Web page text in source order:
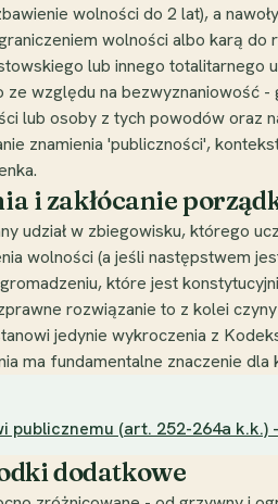
wolności do 2 lat), a
wolności albo karą do
lub innego totalitarnego
względu na bezwyznaniowość
lub osoby z tych powodów oraz
znamienia 'publiczności',
i zakłócanie
udział w zbiegowisku, którego
wolności (a jeśli następstwem
które jest
rozwiązanie to z kolei
jedynie wykroczenia z
ma fundamentalne znaczenie
publicznemu (art. 252-264a k.k.)
dodatkowe